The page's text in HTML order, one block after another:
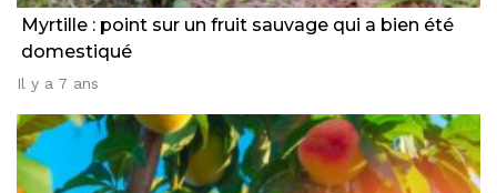
Myrtille : point sur un fruit sauvage qui a bien été
domestiqué
Il y a 7 ans